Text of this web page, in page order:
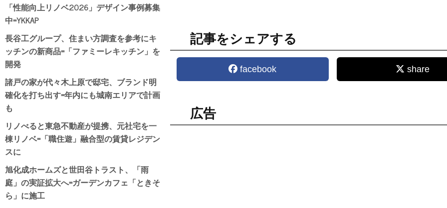
記事をシェアする
facebook share
広告
「性能向上リノベ2026」デザイン事例募集
中=YKKAP
長谷工グループ、住まい方調査を参考にキ
ッチンの新商品=「ファミーレキッチン」を
開発
諸戸の家が代々木上原で邸宅、ブランド明
確化を打ち出す=年内にも城南エリアで計画
も
リノべると東急不動産が提携、元社宅を一
棟リノベ=「職住遊」融合型の賃貸レジデン
スに
旭化成ホームズと世田谷トラスト、「雨
庭」の実証拡大へ=ガーデンカフェ「ときそ
ら」に施工